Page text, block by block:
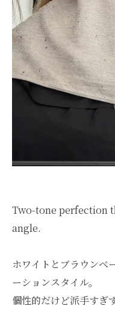
Two-tone perfection
angle.
ホワイトとブラウンベ
ーションスタイル。
個性的だけど派手すぎ